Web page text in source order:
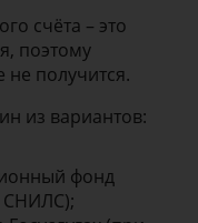
счёта – это
поэтому
не получится.
из вариантов:
фонд
СНИЛС);